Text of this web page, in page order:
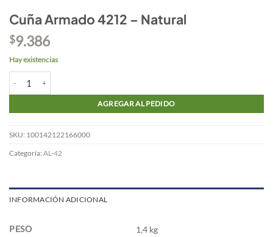
Cuña Armado 4212 – Natural
$9.386
Hay existencias
AGREGAR AL PEDIDO
SKU: 100142122166000
Categoría: AL-42
INFORMACIÓN ADICIONAL
PESO
1,4 kg